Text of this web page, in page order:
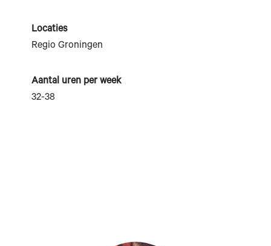
Locaties
Regio Groningen
Aantal uren per week
32-38